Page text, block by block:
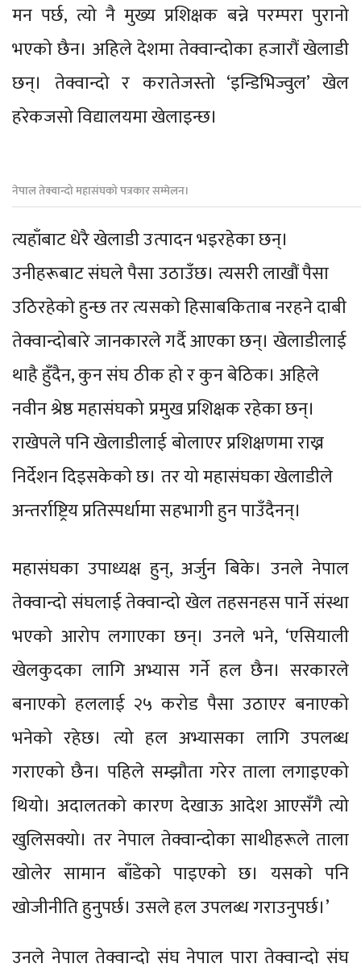
मन पर्छ, त्यो नै मुख्य प्रशिक्षक बन्ने परम्परा पुरानो
भएको छैन। अहिले देशमा तेक्वान्दोका हजारौं खेलाडी
छन्। तेक्वान्दो र करातेजस्तो ‘इन्डिभिज्वुल’ खेल
हरेकजसो विद्यालयमा खेलाइन्छ।
नेपाल तेक्वान्दो महासंघको पत्रकार सम्मेलन।
त्यहाँबाट धेरै खेलाडी उत्पादन भइरहेका छन्।
उनीहरूबाट संघले पैसा उठाउँछ। त्यसरी लाखौं पैसा
उठिरहेको हुन्छ तर त्यसको हिसाबकिताब नरहने दाबी
तेक्वान्दोबारे जानकारले गर्दै आएका छन्। खेलाडीलाई
थाहै हुँदैन, कुन संघ ठीक हो र कुन बेठिक। अहिले
नवीन श्रेष्ठ महासंघको प्रमुख प्रशिक्षक रहेका छन्।
राखेपले पनि खेलाडीलाई बोलाएर प्रशिक्षणमा राख्न
निर्देशन दिइसकेको छ। तर यो महासंघका खेलाडीले
अन्तर्राष्ट्रिय प्रतिस्पर्धामा सहभागी हुन पाउँदैनन्।
महासंघका उपाध्यक्ष हुन्, अर्जुन बिके। उनले नेपाल
तेक्वान्दो संघलाई तेक्वान्दो खेल तहसनहस पार्ने संस्था
भएको आरोप लगाएका छन्। उनले भने, ‘एसियाली
खेलकुदका लागि अभ्यास गर्ने हल छैन। सरकारले
बनाएको हललाई २५ करोड पैसा उठाएर बनाएको
भनेको रहेछ। त्यो हल अभ्यासका लागि उपलब्ध
गराएको छैन। पहिले सम्झौता गरेर ताला लगाइएको
थियो। अदालतको कारण देखाऊ आदेश आएसँगै त्यो
खुलिसक्यो। तर नेपाल तेक्वान्दोका साथीहरूले ताला
खोलेर सामान बाँडेको पाइएको छ। यसको पनि
खोजीनीति हुनुपर्छ। उसले हल उपलब्ध गराउनुपर्छ।’
उनले नेपाल तेक्वान्दो संघ नेपाल पारा तेक्वान्दो संघ